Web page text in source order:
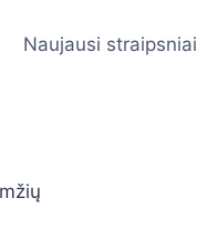
Naujausi straipsniai